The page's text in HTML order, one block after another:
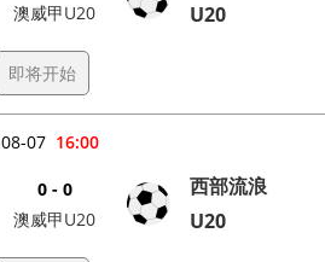
澳威甲U20
U20
即将开始
16:00
08-07
0 - 0
澳威甲U20
西部流浪
U20